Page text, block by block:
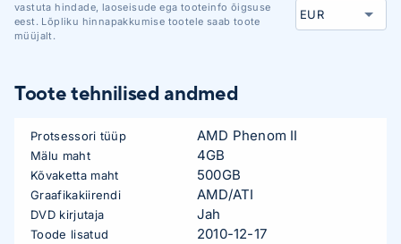
vastuta hindade, laoseisude ega tooteinfo õigsuse
eest. Lõpliku hinnapakkumise tootele saab toote
müüjalt.
Toote tehnilised andmed
Protsessori tüüp AMD Phenom II
Mälu maht 4GB
Kõvaketta maht 500GB
Graafikakiirendi AMD/ATI
DVD kirjutaja Jah
Toode lisatud 2010-12-17